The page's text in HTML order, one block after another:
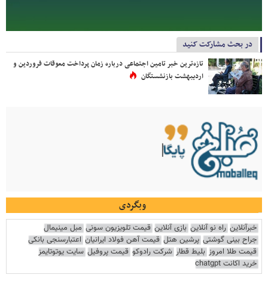
در بحث مشارکت کنید
تازه‌ترین خبر تامین اجتماعی درباره زمان پرداخت معوقات فروردین و
اردیبهشت بازنشستگان
وبگردی
خبرآنلاین راه نو آنلاین بازی آنلاین قیمت تلویزیون سونی مبل مینیمال
جراح بینی گوشتی پرشین هتل قیمت آهن فولاد ایرانیان اعتبارسنجی بانکی
قیمت طلا امروز بلیط قطار شرکت رادوکو قیمت پروفیل سایت یوتوتایمز
خرید اکانت chatgpt